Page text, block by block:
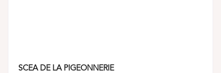
SCEA DE LA PIGEONNERIE